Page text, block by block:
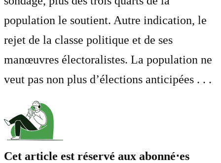
population le soutient. Autre indication, le
rejet de la classe politique et de ses
manœuvres électoralistes. La population ne
veut pas non plus d’élections anticipées . . .
Cet article est réservé aux abonné⋅es